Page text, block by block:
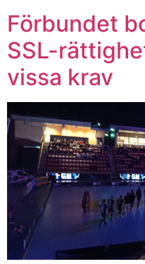
Förbundet
SSL-
vissa krav